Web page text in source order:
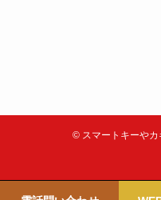
©スマートキーやカ